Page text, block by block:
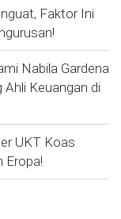
Faktor Ini
Nabila Gardena
Keuangan di
UKT Koas
Eropa!